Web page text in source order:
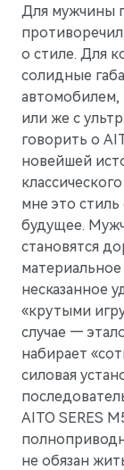
M5 от 5
M7 от 6 090
ПОДДЕРЖКА
Помощь на
Гарантия
Руководства
АКСЕССУАРЫ
Коллекция
Технические
Колеса в
Системы
СОБЫТИЯ
Новости
Новости
СМИ о нас
Блогеры о нас
ПАРТНЕРЫ
МТС
PlayAuto
Для мужчины
о стиле. Для
солидные
или же с
говорить о
новейшей
мне это стиль
будущее.
становятся
несказанное
«крутыми
случае —
набирает
силовая
AITO SERES
не обязан